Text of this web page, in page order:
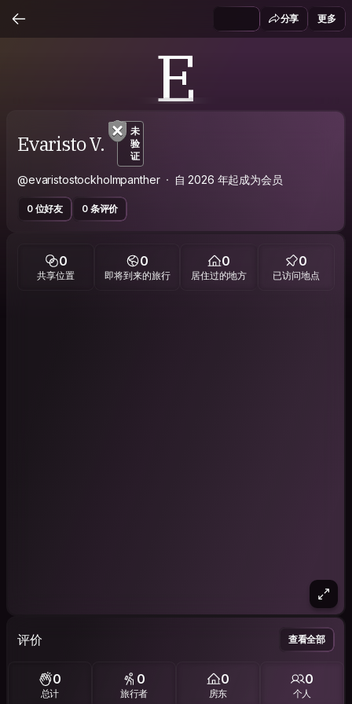
分享 更多
E
Evaristo V.
未
验
证
@evaristostockholmpanther 自 2026 年起成为会员
0 位好友 0 条评价
0
共享位置
0
即将到来的旅行
0
居住过的地方
0
已访问地点
评价 查看全部
0
总计
0
旅行者
0
房东
0
个人